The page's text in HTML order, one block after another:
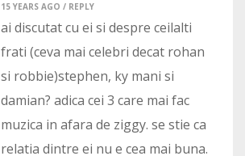
15 YEARS AGO / REPLY
ai discutat cu ei si despre ceilalti
frati (ceva mai celebri decat rohan
si robbie)stephen, ky mani si
damian? adica cei 3 care mai fac
muzica in afara de ziggy. se stie ca
relatia dintre ei nu e cea mai buna.